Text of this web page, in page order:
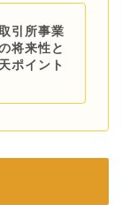
引所事業
将来性と
ポイント